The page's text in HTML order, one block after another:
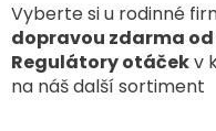
Vyberte si u rodinné
dopravou zdarma od
Regulátory otáčekv
na náš další sortiment